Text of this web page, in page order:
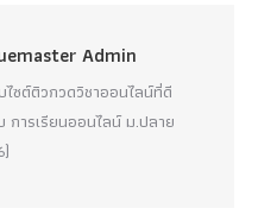
Admin
ไซต์ติวกวดวิชาออนไลน์ที่ดี
การเรียนออนไลน์ ม.ปลาย